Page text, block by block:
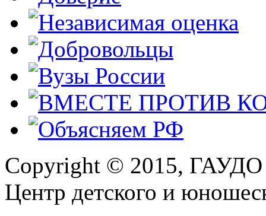
Copyright © 2015, ГАУДО
Центр детского и